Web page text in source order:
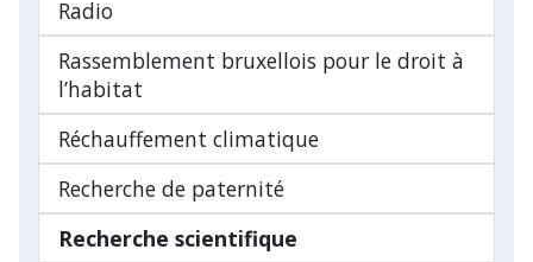
Radio
Rassemblement bruxellois pour le droit à
l’habitat
Réchauffement climatique
Recherche de paternité
Recherche scientifique